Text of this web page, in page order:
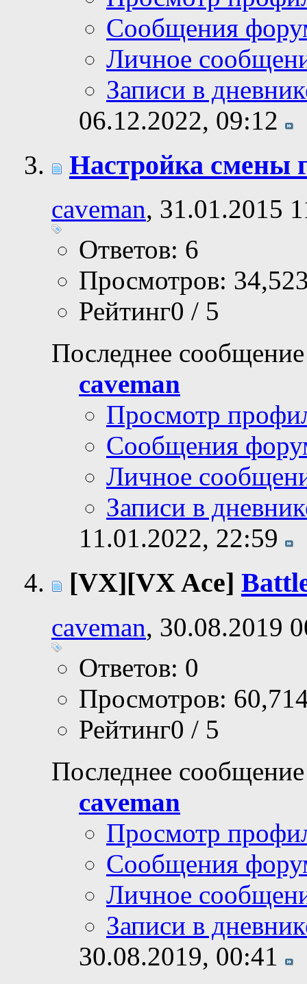
Сообщения
Личное
Записи в
06.12.2022, 09:12
Настройка смены
caveman, 31.01.2015
Ответов: 6
Просмотров:
Рейтинг0 / 5
Последнее
caveman
Просмотр
Сообщения
Личное
Записи в
11.01.2022, 22:59
[VX][VX Ace]
caveman, 30.08.2019
Ответов: 0
Просмотров:
Рейтинг0 / 5
Последнее
caveman
Просмотр
Сообщения
Личное
Записи в
30.08.2019, 00:41